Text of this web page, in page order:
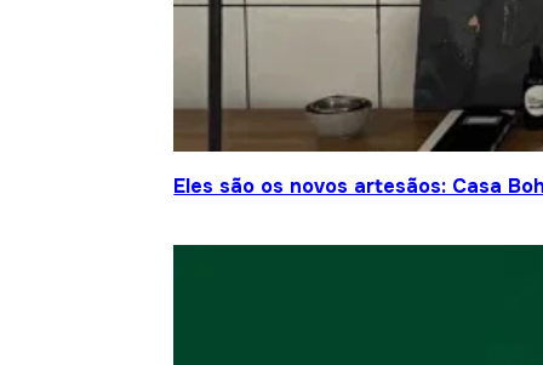
Eles são os novos artesãos: Casa